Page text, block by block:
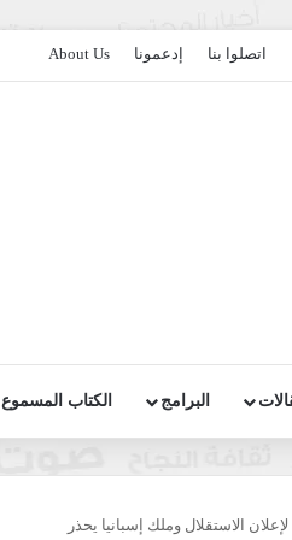
اتصلوا بنا إدعمونا About Us
البرامج الكتاب المسموع
لإعلان الاستقلال وملك إسبانيا يحذر